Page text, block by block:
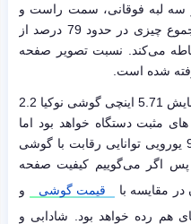
گفتیم صفحه نمایش نوکیا 2.2 در سه لبه فوقانی، سمت راست و
چپ حاشیه های باریکی دارد و در مجموع چیزی در حدود 79 درصد از
می‌کند. نسبت تصویر صفحه
کیفیت نمایش محتوا بر روی صفحه نمایش 5.71 اینچی گوشی نوکیا 2.2
مثبت دستگاه خواهد بود اما
انتظار نداشته باشید که یک گوشی 90 یورویی توانایی رقابت با گوشی
پس اگر می‌گوییم کیفیت صفحه
مقایسه با
قیمت گوشی
و
هم رده خواهد بود. شادابی و